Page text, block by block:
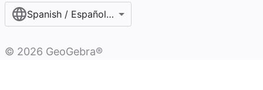
Spanish / Español (internacional)
© 2026 GeoGebra®